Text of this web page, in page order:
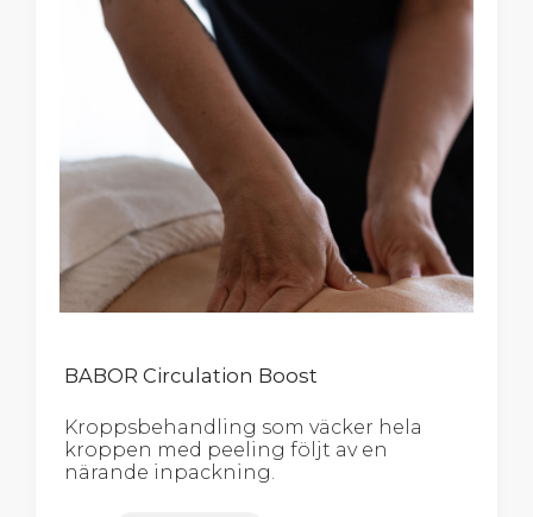
BABOR Circulation Boost
Kroppsbehandling som väcker hela
kroppen med peeling följt av en
närande inpackning.